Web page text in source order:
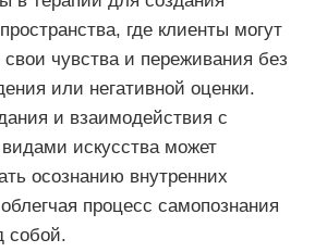
где клиенты могут
свои чувства и переживания без
или негативной оценки.
и взаимодействия с
искусства может
осознанию внутренних
процесс самопознания
собой.